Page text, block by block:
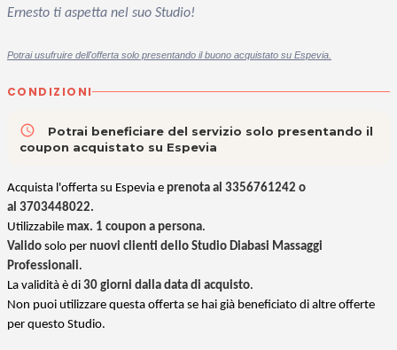
Ernesto ti aspetta nel suo Studio!
Potrai usufruire dell'offerta solo presentando il buono acquistato su Espevia.
CONDIZIONI
access_time
Potrai beneficiare del servizio solo presentando il
coupon acquistato su Espevia
Acquista l'offerta su Espevia e prenota al 3356761242 o
al 3703448022.
Utilizzabile max. 1 coupon a persona.
Valido solo per nuovi clienti dello Studio Diabasi Massaggi
Professionali.
La validità è di 30 giorni dalla data di acquisto.
Non puoi utilizzare questa offerta se hai già beneficiato di altre offerte
per questo Studio.